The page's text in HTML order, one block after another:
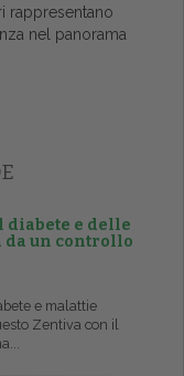
rappresentano
nel panorama
diabete e delle
un controllo
e malattie
Zentiva con il